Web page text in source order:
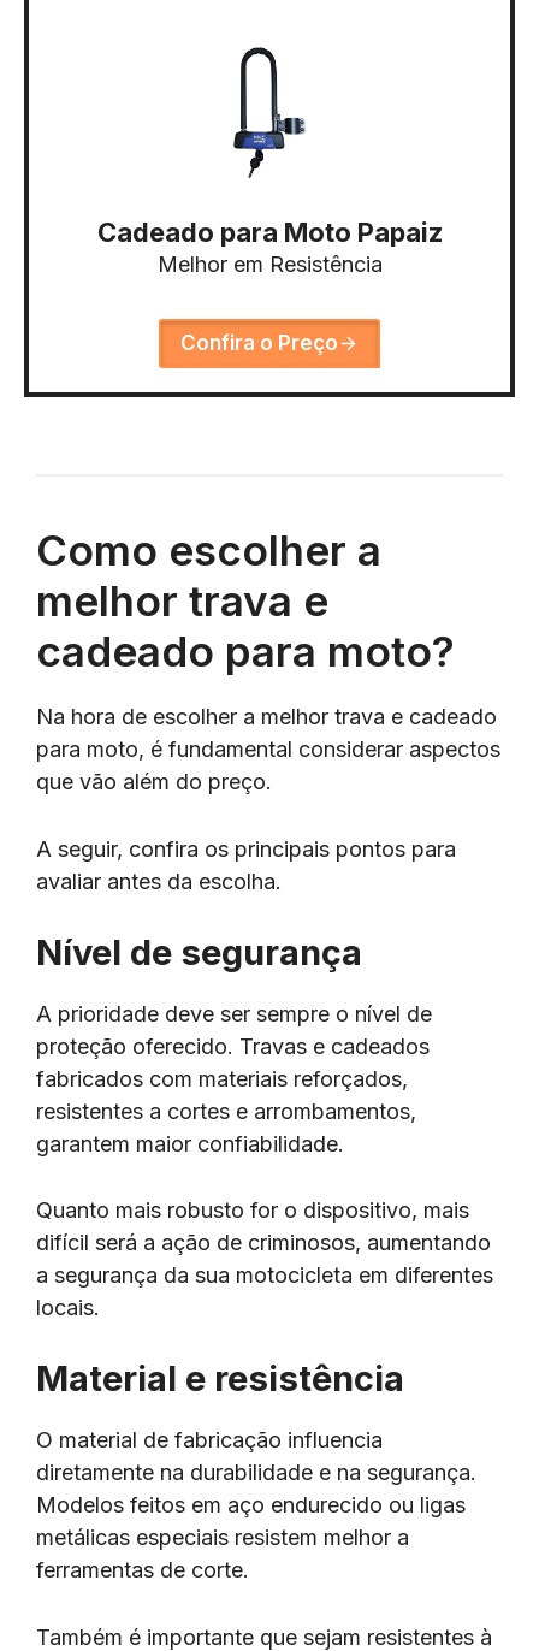
Cadeado para Moto Papaiz
Melhor em Resistência
Confira o Preço
Como escolher a
melhor trava e
cadeado para moto?
Na hora de escolher a melhor trava e cadeado
para moto, é fundamental considerar aspectos
que vão além do preço.
A seguir, confira os principais pontos para
avaliar antes da escolha.
Nível de segurança
A prioridade deve ser sempre o nível de
proteção oferecido. Travas e cadeados
fabricados com materiais reforçados,
resistentes a cortes e arrombamentos,
garantem maior confiabilidade.
Quanto mais robusto for o dispositivo, mais
difícil será a ação de criminosos, aumentando
a segurança da sua motocicleta em diferentes
locais.
Material e resistência
O material de fabricação influencia
diretamente na durabilidade e na segurança.
Modelos feitos em aço endurecido ou ligas
metálicas especiais resistem melhor a
ferramentas de corte.
Também é importante que sejam resistentes à